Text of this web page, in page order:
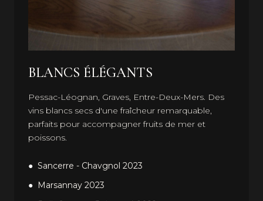
BLANCS ÉLÉGANTS
Pessac-Léognan, Graves, Entre-Deux-Mers. Des
vins blancs secs d'une fraîcheur remarquable,
parfaits pour accompagner fruits de mer et
poissons.
Sancerre - Chavgnol 2023
Marsannay 2023